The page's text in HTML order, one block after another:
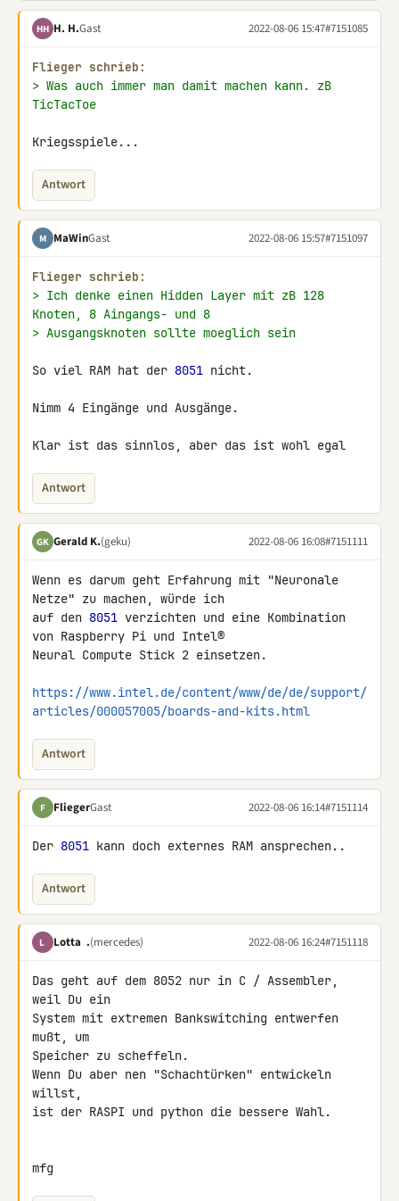
HH H. H.Gast 2022-08-06 15:47#7151085
Flieger schrieb:
> Was auch immer man damit machen kann. zB
TicTacToe
Kriegsspiele...
Antwort
M MaWinGast 2022-08-06 15:57#7151097
Flieger schrieb:
> Ich denke einen Hidden Layer mit zB 128
Knoten, 8 Aingangs- und 8
> Ausgangsknoten sollte moeglich sein
So viel RAM hat der 8051 nicht.
Nimm 4 Eingänge und Ausgänge.
Klar ist das sinnlos, aber das ist wohl egal
Antwort
GK Gerald K.(geku) 2022-08-06 16:08#7151111
Wenn es darum geht Erfahrung mit "Neuronale
Netze" zu machen, würde ich
auf den 8051 verzichten und eine Kombination
von Raspberry Pi und Intel®
Neural Compute Stick 2 einsetzen.
https://www.intel.de/content/www/de/de/support/
articles/000057005/boards-and-kits.html
Antwort
F FliegerGast 2022-08-06 16:14#7151114
Der 8051 kann doch externes RAM ansprechen..
Antwort
L Lotta .(mercedes) 2022-08-06 16:24#7151118
Das geht auf dem 8052 nur in C / Assembler,
weil Du ein
System mit extremen Bankswitching entwerfen
mußt, um
Speicher zu scheffeln.
Wenn Du aber nen "Schachtürken" entwickeln
willst,
ist der RASPI und python die bessere Wahl.
mfg